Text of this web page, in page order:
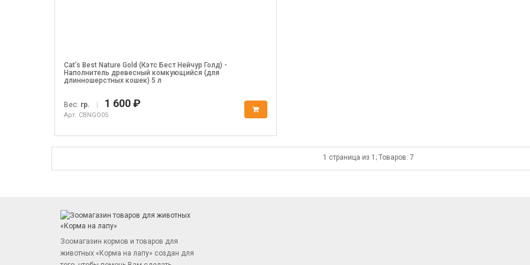
Cat’s Best Nature Gold (Кэтс Бест Нейчур Голд) -
Наполнитель древесный комкующийся (для
длинношерстных кошек) 5 л
Вес: гр. 1 600 ₽
Арт. CBNGO05
1 страница из 1; Товаров: 7
Зоомагазин кормов и товаров для
животных «Корма на лапу» создан для